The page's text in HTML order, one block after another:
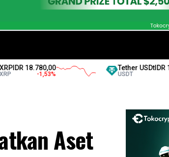
-1,53
Tether USDtIDR 17.881,00
USDT
Aset